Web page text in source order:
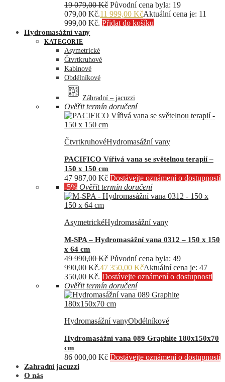
19 079,00Kč Původní cena byla: 19
079,00 Kč.11 999,00 KčAktuální cena je: 11
999,00 Kč. Přidat do košíku
Hydromasážní vany
KATEGORIE
Asymetrické
Čtvrtkruhové
Kabinové
Obdélníkové
Záhradní – jacuzzi
Ověřit termín doručení
ČtvrtkruhovéHydromasážní vany
PACIFICO Vířivá vana se světelnou terapií –
150 x 150 cm
47 987,00 Kč Dostávejte oznámení o dostupnosti
-5% Ověřit termín doručení
AsymetrickéHydromasážní vany
M-SPA – Hydromasážní vana 0312 – 150 x 150
x 64 cm
49 990,00Kč Původní cena byla: 49
990,00 Kč.47 350,00 KčAktuální cena je: 47
350,00 Kč. Dostávejte oznámení o dostupnosti
Ověřit termín doručení
Hydromasážní vanyObdélníkové
Hydromasážní vana 089 Graphite 180x150x70
cm
86 000,00 Kč Dostávejte oznámení o dostupnosti
Zahradní jacuzzi
O nás